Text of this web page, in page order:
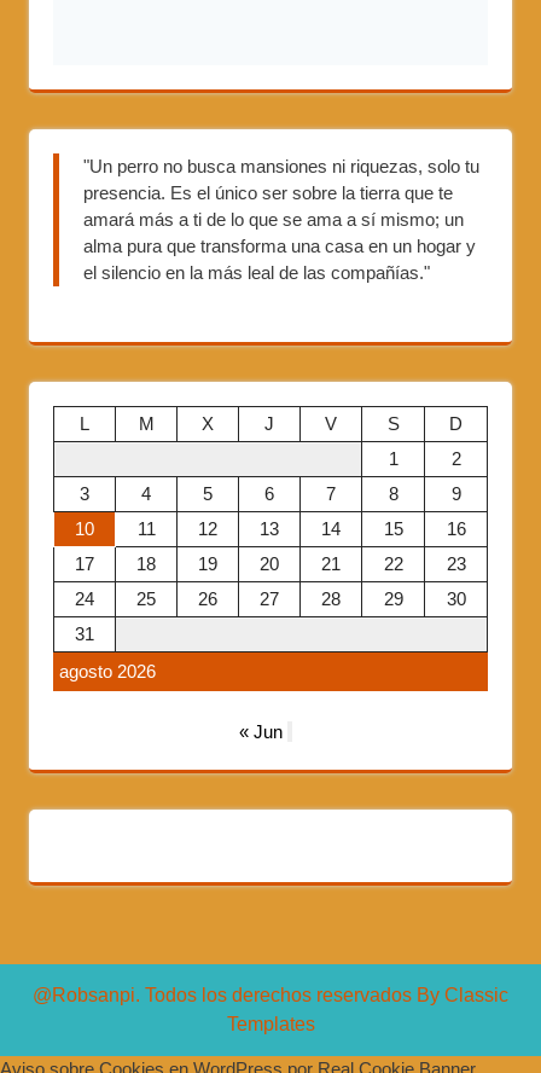
"Un perro no busca mansiones ni riquezas, solo tu
presencia. Es el único ser sobre la tierra que te
amará más a ti de lo que se ama a sí mismo; un
alma pura que transforma una casa en un hogar y
el silencio en la más leal de las compañías."
agosto 2026
L M X J V S
D
1
2
3
4 5 6 7 8
9
10
11 12 13 14 15
16
17
18 19 20 21 22
23
24
25 26 27 28 29
30
31
« Jun
@Robsanpi. Todos los derechos reservados By Classic
Templates
Aviso sobre Cookies en WordPress por Real Cookie Banner